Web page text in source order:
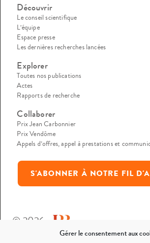
Gérer le consentement aux
Découvrir
Le conseil scientifique
L’équipe
Espace presse
Les dernières recherches lancées
Explorer
Toutes nos publications
Actes
Rapports de recherche
Collaborer
Prix Jean Carbonnier
Prix Vendôme
Appels d’offres, appel à prestations et
S'ABONNER À NOTRE FIL
© 2026